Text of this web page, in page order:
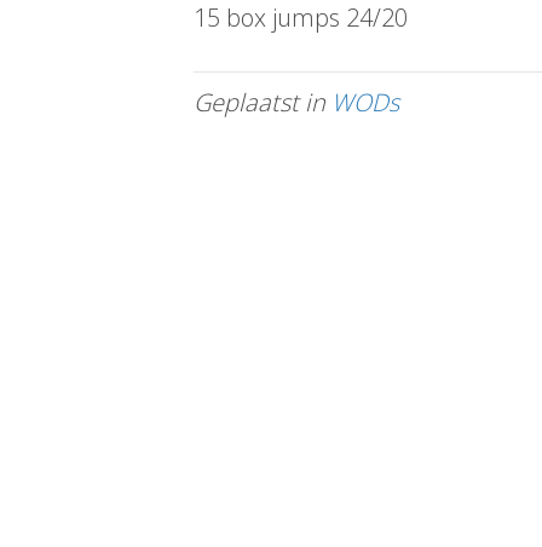
15 box jumps 24/20
Geplaatst in WODs